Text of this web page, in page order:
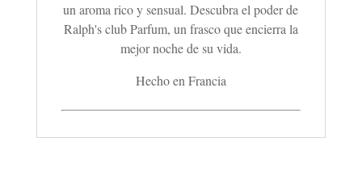
un aroma rico y sensual. Descubra el poder de
Ralph's club Parfum, un frasco que encierra la
mejor noche de su vida.
Hecho en Francia